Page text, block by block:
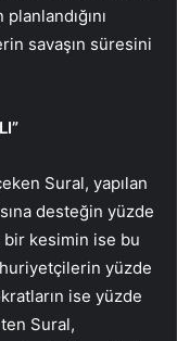
savaşın süresini
Sural, yapılan
desteğin yüzde
bir kesimin ise bu
yüzde
ise yüzde
Sural,